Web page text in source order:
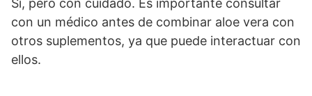
Sí, pero con cuidado. Es importante consultar
con un médico antes de combinar aloe vera con
otros suplementos, ya que puede interactuar con
ellos.